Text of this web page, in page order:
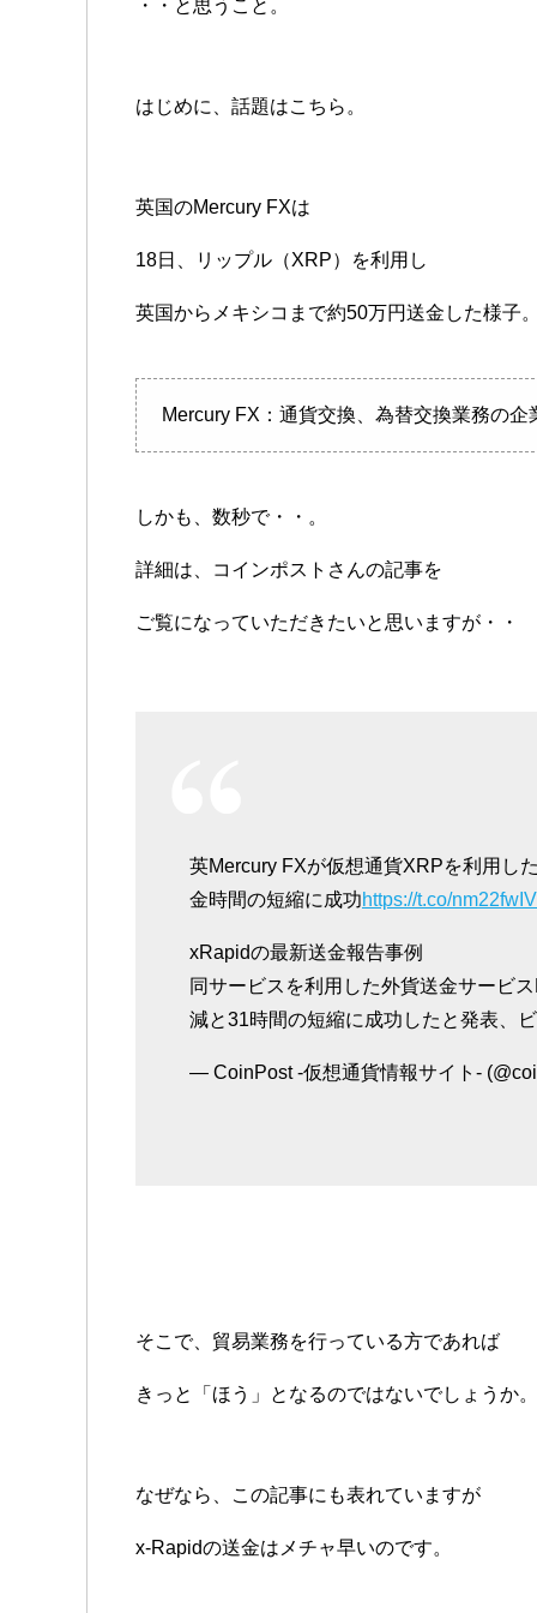
・・と思うこと。
はじめに、話題はこちら。
英国のMercury FXは
18日、リップル（XRP）を利用し
英国からメキシコまで約50万円送金した様子
Mercury FX：通貨交換、為替交換業務の企
しかも、数秒で・・。
詳細は、コインポストさんの記事を
ご覧になっていただきたいと思いますが・・
英Mercury FXが仮想通貨XRPを利用し
金時間の短縮に成功https://t.co/
xRapidの最新送金報告事例
同サービスを利用した外貨送金サービ
減と31時間の短縮に成功したと発表、
— CoinPost -仮想通貨情報サイト-
そこで、貿易業務を行っている方であれば
きっと「ほう」となるのではないでしょうか。
なぜなら、この記事にも表れていますが
x-Rapidの送金はメチャ早いのです。